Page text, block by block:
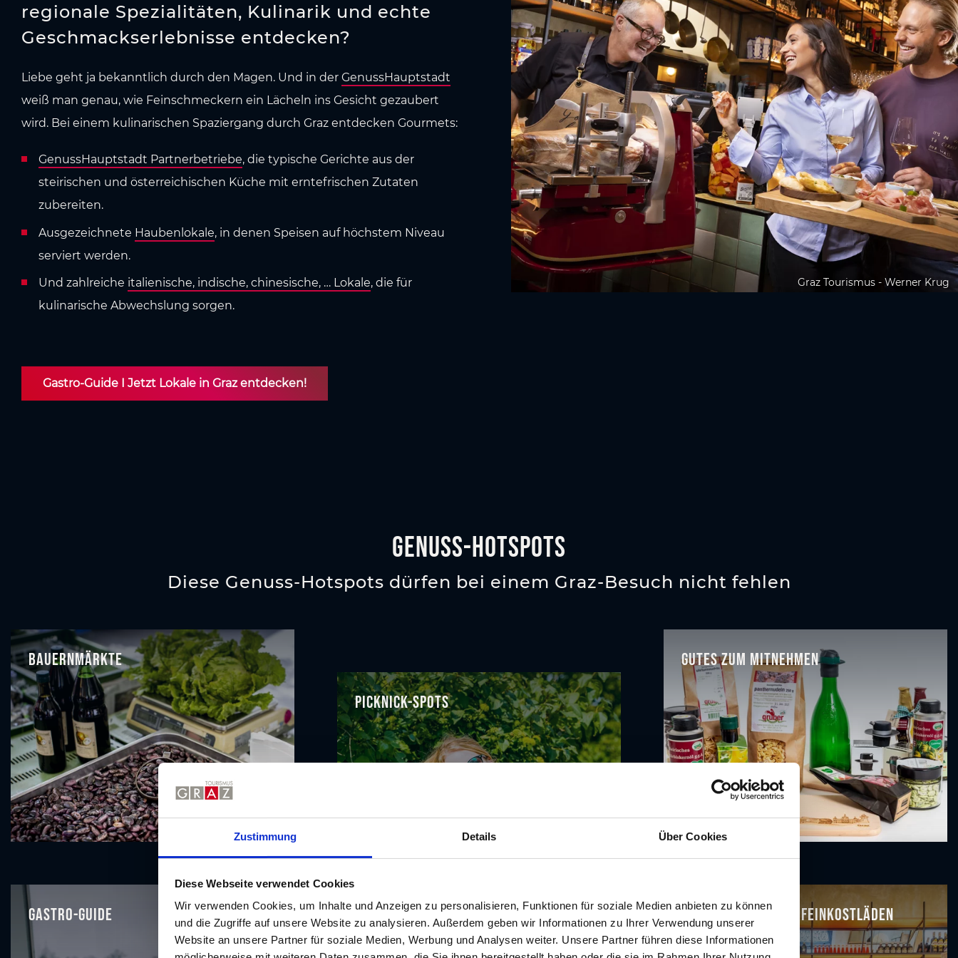
Zustimmung Details Über Cookies
Diese Webseite verwendet Cookies
Wir verwenden Cookies, um Inhalte und Anzeigen zu personalisieren, Funktionen für soziale Medien anbieten zu können
und die Zugriffe auf unsere Website zu analysieren. Außerdem geben wir Informationen zu Ihrer Verwendung unserer
Website an unsere Partner für soziale Medien, Werbung und Analysen weiter. Unsere Partner führen diese Informationen
regionale Spezialitäten, Kulinarik und echte
Geschmackserlebnisse entdecken?
Liebe geht ja bekanntlich durch den Magen. Und in der GenussHauptstadt
weiß man genau, wie Feinschmeckern ein Lächeln ins Gesicht gezaubert
wird. Bei einem kulinarischen Spaziergang durch Graz entdecken Gourmets:
GenussHauptstadt Partnerbetriebe, die typische Gerichte aus der
steirischen und österreichischen Küche mit erntefrischen Zutaten
zubereiten.
Ausgezeichnete Haubenlokale, in denen Speisen auf höchstem Niveau
serviert werden.
Und zahlreiche italienische, indische, chinesische, … Lokale, die für
kulinarische Abwechslung sorgen.
Gastro-Guide I Jetzt Lokale in Graz entdecken!
Graz Tourismus - Werner Krug
GEnuss-Hotspots
Diese Genuss-Hotspots dürfen bei einem Graz-Besuch nicht fehlen
Bauernmärkte
Gastro-Guide
Picknick-Spots
Gutes zum Mitnehmen
Delikatessen- und Feinkostläden